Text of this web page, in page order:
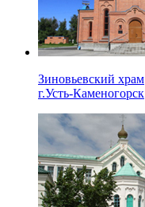
Зиновьевский храм
г.Усть-Каменогорск